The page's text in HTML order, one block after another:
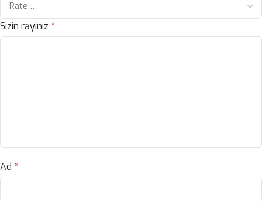
Sizin rəyiniz *
Ad *